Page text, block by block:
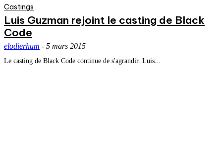
Castings
Luis Guzman rejoint le casting de Black
Code
elodierhum - 5 mars 2015
Le casting de Black Code continue de s'agrandir. Luis...